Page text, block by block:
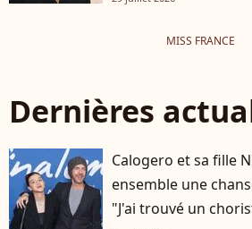
MISS FRANCE
Dernières
Calogero et sa fille
ensemble une
"J'ai trouvé un